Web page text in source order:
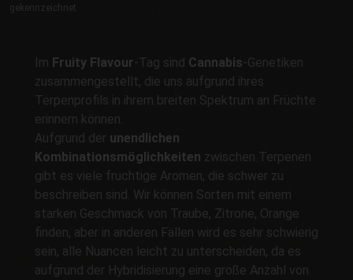
gekennzeichnet
Im Fruity Flavour-Tag sind Cannabis-Genetiken
zusammengestellt, die uns aufgrund ihres
Terpenprofils in ihrem breiten Spektrum an Früchte
erinnern können.
Aufgrund der unendlichen
Kombinationsmöglichkeiten zwischen Terpenen
gibt es viele fruchtige Aromen, die schwer zu
beschreiben sind. Wir können Sorten mit einem
starken Geschmack von Traube, Zitrone, Orange
finden, aber in anderen Fällen wird es sehr schwierig
sein, alle Nuancen leicht zu unterscheiden, da es
aufgrund der Hybridisierung eine große Anzahl von